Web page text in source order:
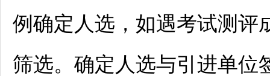
例确定人选，如遇考试测评
筛选。确定人选与引进单位